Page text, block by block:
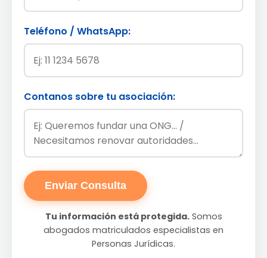
Teléfono / WhatsApp:
Contanos sobre tu asociación:
Enviar Consulta
Tu información está protegida.Somos
abogados matriculados especialistas en
Personas Jurídicas.